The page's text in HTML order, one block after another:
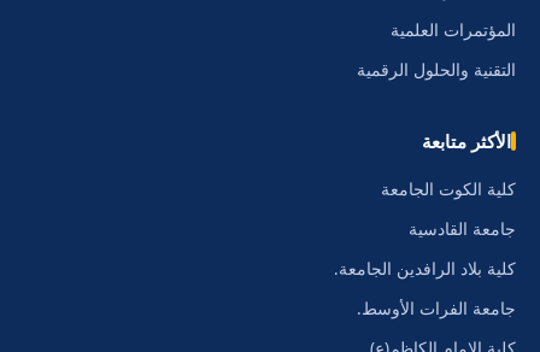
المؤتمرات العلمية
التقنية والحلول الرقمية
الأكثر متابعة
كلية الكوت الجامعة
جامعة القادسية
كلية بلاد الرافدين الجامعة.
جامعة الفرات الأوسط.